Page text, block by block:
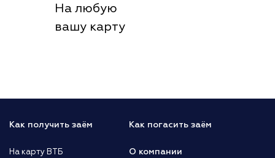
На любую
вашу карту
Как получить заём
На карту ВТБ
Как погасить заём
О компании